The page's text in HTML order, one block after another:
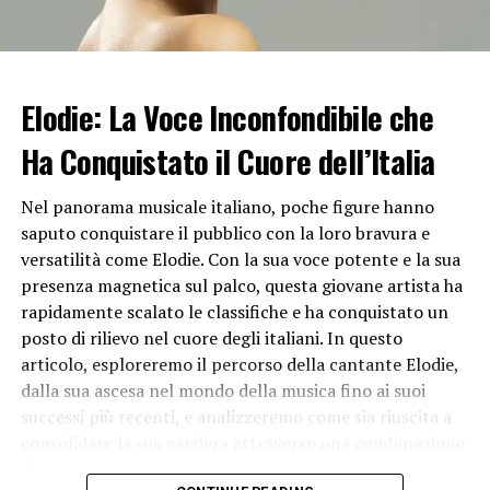
De Martino ha affermato di sentirsi oggi più a suo agio
nella conduzione:“Rappresenta meglio me e le mie
Andrea Zalone, con protagonistiPaolo Kessisoglu,
Luca Bizzarri, Violante Placido eFiammetta Cicogna
Sull’esperienza come attore, il 32enne partenopeo ha
detto:“Come voto mi do uno! Non ho mai pensato di
fare l’attore. Mi sono affacciato con curiosità
all’esperienza, mi affascina il dietro le quinte. La parte
più difficile è stata aspettare. Mi è capitato tra una scena
e l’altra di dover stare due ore seduto truccato con i
tovaglioli infilati nella camicia per non sporcare il
costume e un attimo dopo fare la battuta”.
la scarpa sinistra e poi la destra; sulle scalette uso solo
Elodie: La Voce Inconfondibile che
Ha Conquistato il Cuore dell’Italia
Nel panorama musicale italiano, poche figure hanno
saputo conquistare il pubblico con la loro bravura e
versatilità come Elodie. Con la sua voce potente e la sua
presenza magnetica sul palco, questa giovane artista ha
rapidamente scalato le classifiche e ha conquistato un
posto di rilievo nel cuore degli italiani. In questo
articolo, esploreremo il percorso della cantante Elodie,
dalla sua ascesa nel mondo della musica fino ai suoi
successi più recenti, e analizzeremo come sia riuscita a
di talento, impegno e autenticità.